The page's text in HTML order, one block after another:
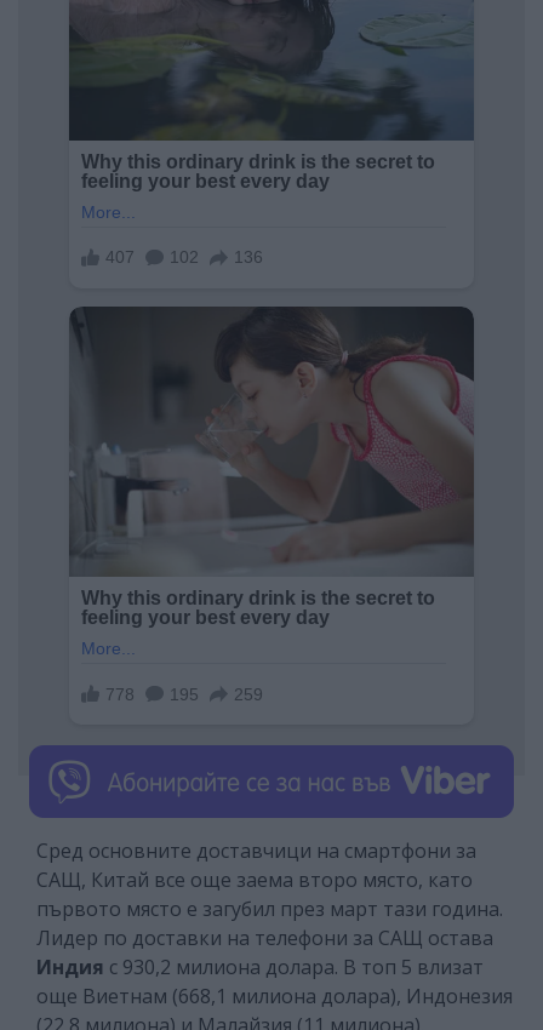
Сред основните доставчици на смартфони за
САЩ, Китай все още заема второ място, като
първото място е загубил през март тази година.
Лидер по доставки на телефони за САЩ остава
Индия с 930,2 милиона долара. В топ 5 влизат
още Виетнам (668,1 милиона долара), Индонезия